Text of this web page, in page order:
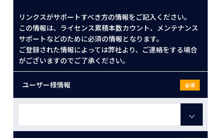
リンクスがサポートすべき方の情報をご記入ください。
この情報は、ライセンス累積本数カウント、メンテナンス
サポートなどのために必須の情報となります。
ご登録された情報によっては弊社より、ご連絡をする場合
がございますのでご了承ください。
ユーザー様情報 必須